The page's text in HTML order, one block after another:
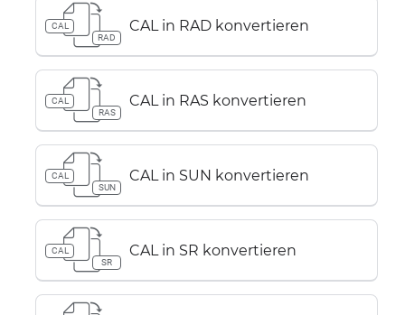
CAL
RAD
CAL in RAD konvertieren
CAL
RAS
CAL in RAS konvertieren
CAL
SUN
CAL in SUN konvertieren
CAL
SR
CAL in SR konvertieren